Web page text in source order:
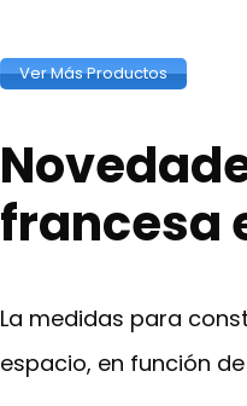
Ver Más Productos
francesa
La medidas para
espacio, en función